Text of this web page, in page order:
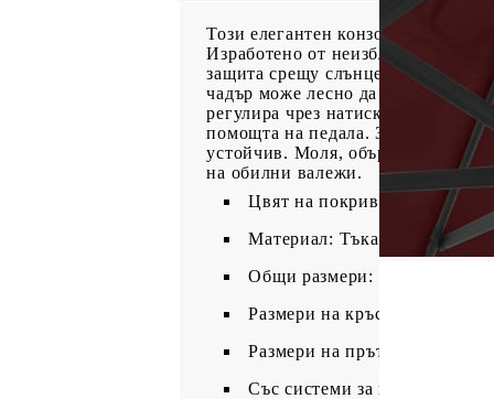
Този елегантен конзолен
Изработено от неизбледняващ
защита срещу слънцето и се
чадър може лесно да се отваря и
регулира чрез натискане и
помощта на педала. Здравият,
устойчив. Моля, обърнете
на обилни валежи.
Цвят на покривалото:
Материал: Тъкан с PA
Общи размери: 400 x 300 x
Размери на кръстатата
Размери на пръта: 7 x 5 м
Със системи за вентилация